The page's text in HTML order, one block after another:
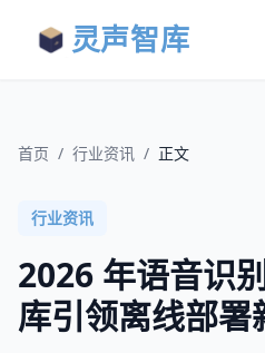
灵声智库
首页 / 行业资讯 / 正文
行业资讯
2026 年语音识
库引领离线部署